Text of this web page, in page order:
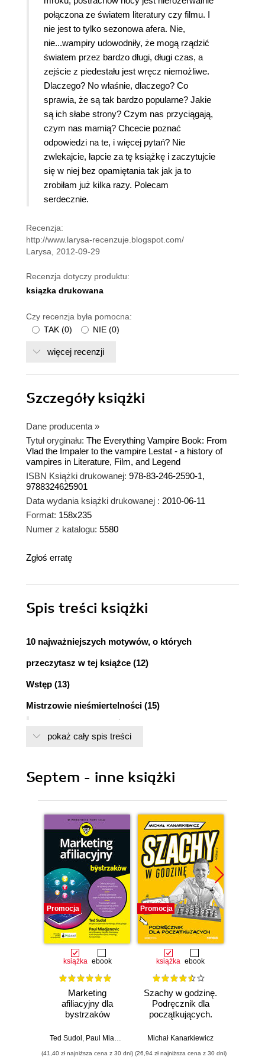
połączona ze światem literatury czy filmu. I
nie jest to tylko sezonowa afera. Nie,
nie...wampiry udowodniły, że mogą rządzić
światem przez bardzo długi, długi czas, a
zejście z piedestału jest wręcz niemożliwe.
Dlaczego? No właśnie, dlaczego? Co
sprawia, że są tak bardzo popularne? Jakie
są ich słabe strony? Czym nas przyciągają,
czym nas mamią? Chcecie poznać
odpowiedzi na te, i więcej pytań? Nie
zwlekajcie, łapcie za tę książkę i zaczytujcie
się w niej bez opamiętania tak jak ja to
zrobiłam już kilka razy. Polecam
serdecznie.
Recenzja:
http://www.larysa-recenzuje.blogspot.com/
Larysa, 2012-09-29
Recenzja dotyczy produktu:
ksiązka drukowana
Czy recenzja była pomocna:
TAK (0) NIE (0)
więcej recenzji
Szczegółyksiążki
Dane producenta »
Tytuł oryginału: The Everything Vampire Book: From
Vlad the Impaler to the vampire Lestat - a history of
vampires in Literature, Film, and Legend
ISBN Książki drukowanej: 978-83-246-2590-1,
9788324625901
Data wydania książki drukowanej : 2010-06-11
Format: 158x235
Numer z katalogu: 5580
Zgłoś erratę
Spis treści książki
10 najważniejszych motywów, o których
przeczytasz w tej książce (12)
Wstęp (13)
Mistrzowie nieśmiertelności (15)
"To dzieci nocy. Cóż za wspaniała muzyka!" (16)
"Jestem Dracula i witam w moim domu" (16)
"Umrzeć... to musi być wspaniałe" (18)
Wampiry w tradycji ludowej (21)
Żyj długo i rozwijaj się (22)
Krwiopijcy z Europy (23)
Greckie początki (24)
Wampiry słowiańskie (25)
Wpływy rumuńskie (27)
Wampiry germańskie (29)
Upiory Zjednoczonego Królestwa (31)
Wampiry latynoamerykańskie (31)
Krwiopijcy Dalekiego Wschodu (32)
Indie (33)
Stąd do wieczności (36)
Płomień bucha (37)
Wczesne pisma o nieumarłych (38)
Wampir (38)
pokaż cały spis treści
Septem - inne książki
Promocja
książka ebook
Marketing
afiliacyjny dla
bystrzaków
Ted Sudol Paul Mladjenovic
(41,40 zł najniższa cena z 30 dni)
Promocja
książka ebook
Szachy w godzinę.
Podręcznik dla
początkujących.
Michał Kanarkiewicz
(26,94 zł najniższa cena z 30 dni)